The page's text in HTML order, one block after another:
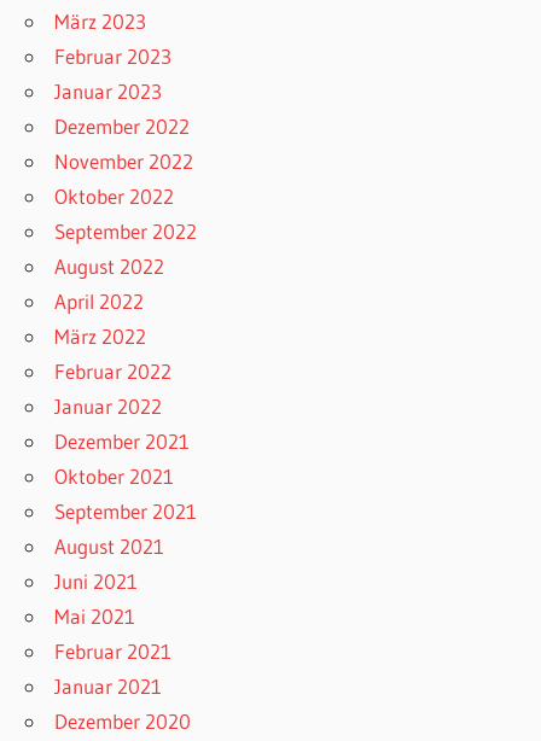
März 2023
Februar 2023
Januar 2023
Dezember 2022
November 2022
Oktober 2022
September 2022
August 2022
April 2022
März 2022
Februar 2022
Januar 2022
Dezember 2021
Oktober 2021
September 2021
August 2021
Juni 2021
Mai 2021
Februar 2021
Januar 2021
Dezember 2020